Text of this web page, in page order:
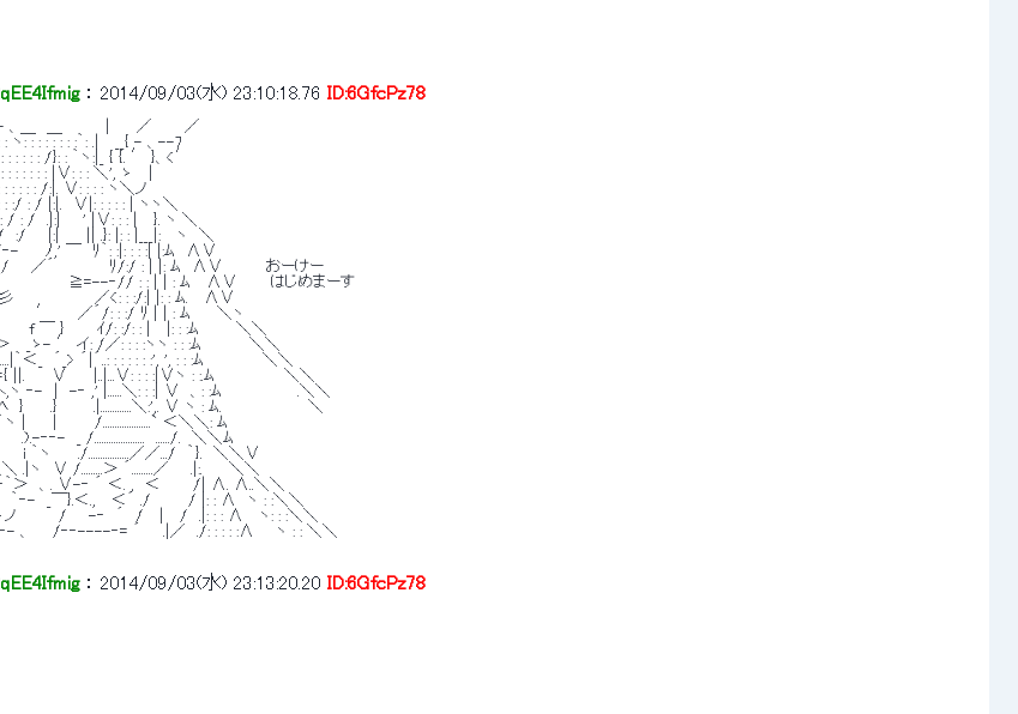
： 2014/09/03(水) 23:10:18.76 ID:6GfcPz78
　　　|　　 ／　　　／
: : : : : : :｀: .|　 __{ - 、--7
: : : : /}: : ｀ヽ:|_ { {. ′ }、<′
: : : : : : |∨: : : ＼', ゝ　 |
: : : : : /:|. ∨: : : : ヽ＼ノ
: :/ : / |:|.　∨|: : : : : | ヽヽ＼
/ : /　.|:|　　' |∨: : : |　 }. ヽ ＼
:/　　|:|　　 || .}: |: : |___|:　 ヽ　＼
,' ￣　ﾘ｀: :|: : : :| |:ﾑ　∧∨
　　　　　ﾘ/:/ : | |: ﾑ　∧∨　　　　おーけー
　≧=--‐// : : | | : ﾑ 　∧∨　　　はじめまーす
　　　　 ／<: : :/:| |: : ﾑ. 　∧∨
　 ／´/: : :/ ﾘ | | : ﾑ　　 ＼ヽ
　　ｲ/: :/: : |　 |: : :ﾑ　　　 ＼＼
: /／: : : :ヽヽ : : :ﾑ　 　　　＼＼
´|´..: : : : : : :', ', : : :ﾑ　　　　　 ＼＼
|..|...∨: : : :|∨ヽ : :.ﾑ　　　　　　 ＼＼
-‐ ,' |......＼: : :| ∨　、: :ﾑ　　　　　　　.＼＼
　 .|.............＼:',. ∨ ヽ : ﾑ.　　　　　　　　＼
|　　　 /....................` ＜＼＼: ﾑ
　_ /.....................　....../.　＼＼ﾑ
　　 ./.................／／.../　｀}.　＼＼∨
∨ /.........＞ ´.........／　　.|:.　　 ＼＼
＞　、. ∨-‐ ´ ＜. ,　＜　　　/| ∧. ∧..＼＼
‐-　_￣}.＜.,　 ＜´ ./　　　 / |: : ∧　ヽ : :＼＼
　　　　/　　-‐　´　/　 |　 /　.|: : : ∧　 ヽ: : :＼＼
、　　/‐‐----‐= ´　　.|／　./: : : : :∧　　ヽ : : ＼＼
： 2014/09/03(水) 23:13:20.20 ID:6GfcPz78